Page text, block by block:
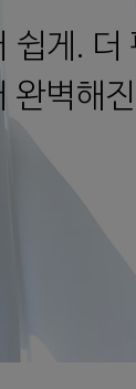
쉽게. 더
완벽해